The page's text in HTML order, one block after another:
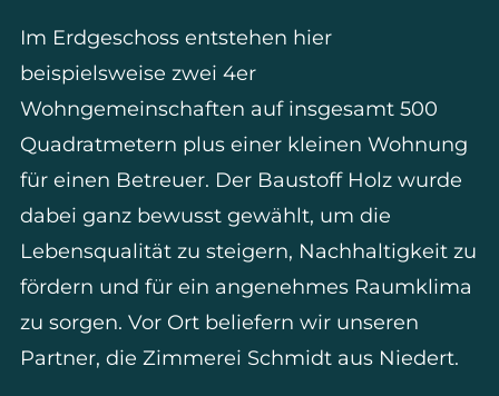
Im Erdgeschoss entstehen hier
beispielsweise zwei 4er
Wohngemeinschaften auf insgesamt 500
Quadratmetern plus einer kleinen Wohnung
für einen Betreuer. Der Baustoff Holz wurde
dabei ganz bewusst gewählt, um die
Lebensqualität zu steigern, Nachhaltigkeit zu
fördern und für ein angenehmes Raumklima
zu sorgen. Vor Ort beliefern wir unseren
Partner, die Zimmerei Schmidt aus Niedert.